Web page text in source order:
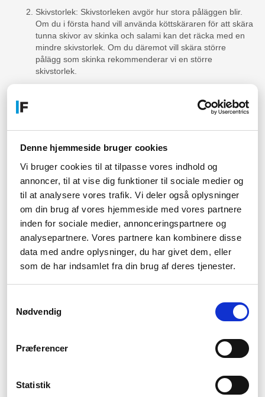
Denne hjemmeside bruger cookies
Vi bruger cookies til at tilpasse vores indhold og
annoncer, til at vise dig funktioner til sociale medier og
til at analysere vores trafik. Vi deler også oplysninger
om din brug af vores hjemmeside med vores partnere
inden for sociale medier, annonceringspartnere og
analysepartnere. Vores partnere kan kombinere disse
data med andre oplysninger, du har givet dem, eller
som de har indsamlet fra din brug af deres tjenester.
Nødvendig
Præferencer
Statistik
Skivstorlek: Skivstorleken avgör hur stora påläggen blir.
Om du i första hand vill använda köttskäraren för att skära
tunna skivor av skinka och salami kan det räcka med en
mindre skivstorlek. Om du däremot vill skära större
pålägg som skinka rekommenderar vi en större
skivstorlek.
kan skära pålägget i olika tjocklekar. Om du vill ha denna
funktion måste du välja en smörgåsmaskin med
inklusive rostfritt stål och plast. Vill du ha en korvbakare
som är hållbar och lätt att rengöra rekommenderar vi en
korvbakare av rostfritt stål.
Säkerhetsfunktioner: Säkerhetsfunktioner är viktiga när du
använder en smörgåsmaskin, eftersom bladet kan vara
vasst. Se till att välja en smörgåsmaskin som har ett
säkerhetslås och en skyddskåpa som täcker bladet när
maskinen inte används.
används. Om du vill ha en smörgåsmaskin som inte låter
för mycket, välj en modell som har låg decibel.
Pris: Priset på en smörgåsmaskin varierar beroende på
märke, modell och funktioner. Om du bara använder
rekommenderar vi en modell av högre kvalitet, även om